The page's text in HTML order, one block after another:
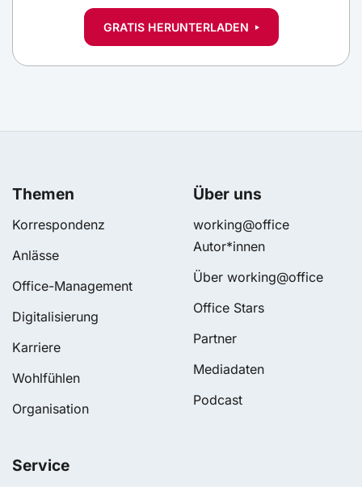
GRATIS HERUNTERLADEN
Themen
Korrespondenz
Anlässe
Office-Management
Digitalisierung
Karriere
Wohlfühlen
Organisation
Über uns
working@office
Autor*innen
Über working@office
Office Stars
Partner
Mediadaten
Podcast
Service